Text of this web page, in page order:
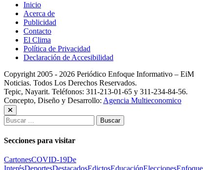
Inicio
Acerca de
Publicidad
Contacto
El Clima
Política de Privacidad
Declaración de Accesibilidad
Copyright 2005 - 2026 Periódico Enfoque Informativo – EiM
Noticias. Todos Los Derechos Reservados.
Tepic, Nayarit. Teléfonos: 311-213-01-65 y 311-234-84-56.
Concepto, Diseño y Desarrollo: Agencia Multieconomico
Buscar:
Secciones para visitar
CartonesCOVID-19De
InterésDeportesDestacadosEdictosEducaciónEleccionesEnfoque